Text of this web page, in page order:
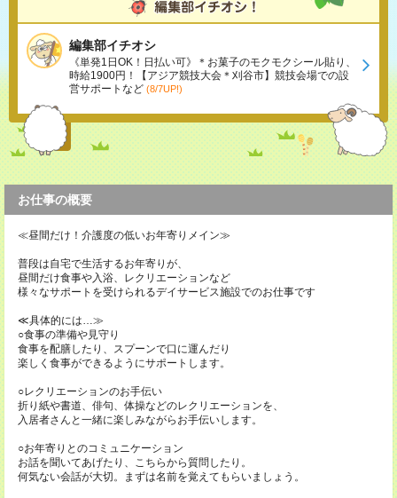
編集部イチオシ
《単発1日OK！日払い可》＊お菓子のモクモクシール貼り、
時給1900円！【アジア競技大会＊刈谷市】競技会場での設
営サポートなど (8/7UP!)
お仕事の概要
≪昼間だけ！介護度の低いお年寄りメイン≫
普段は自宅で生活するお年寄りが、
昼間だけ食事や入浴、レクリエーションなど
様々なサポートを受けられるデイサービス施設でのお仕事です
≪具体的には…≫
○食事の準備や見守り
食事を配膳したり、スプーンで口に運んだり
楽しく食事ができるようにサポートします。
○レクリエーションのお手伝い
折り紙や書道、俳句、体操などのレクリエーションを、
入居者さんと一緒に楽しみながらお手伝いします。
○お年寄りとのコミュニケーション
お話を聞いてあげたり、こちらから質問したり。
何気ない会話が大切。まずは名前を覚えてもらいましょう。